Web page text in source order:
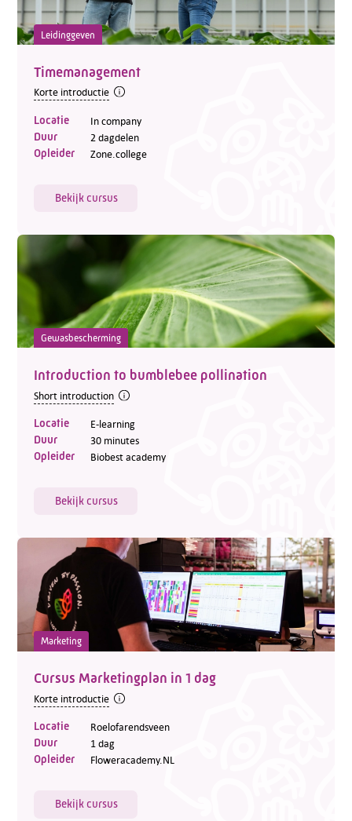
E-mail:
info@kasgroeit.nl
Adviesgesprek
Contactformulier
Leidinggeven
Timemanagement
Korte introductie
Locatie In company
Duur 2 dagdelen
Opleider Zone.college
Bekijk cursus
Gewasbescherming
Introduction to bumblebee pollination
Short introduction
Locatie E-learning
Duur 30 minutes
Opleider Biobest academy
Bekijk cursus
Marketing
Cursus Marketingplan in 1 dag
Korte introductie
Locatie Roelofarendsveen
Duur 1 dag
Opleider Floweracademy.NL
Bekijk cursus